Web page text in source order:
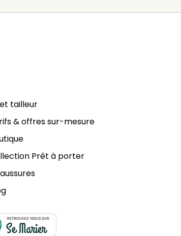
tailleur
& offres sur-mesure
Prêt à porter